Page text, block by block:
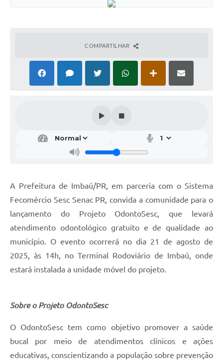
COMPARTILHAR
A Prefeitura de Imbaú/PR, em parceria com o Sistema
Fecomércio Sesc Senac PR, convida a comunidade para o
lançamento do Projeto OdontoSesc, que levará
atendimento odontológico gratuito e de qualidade ao
município. O evento ocorrerá no dia 21 de agosto de
2025, às 14h, no Terminal Rodoviário de Imbaú, onde
estará instalada a unidade móvel do projeto.
Sobre o Projeto OdontoSesc
O OdontoSesc tem como objetivo promover a saúde
bucal por meio de atendimentos clínicos e ações
educativas, conscientizando a população sobre prevenção